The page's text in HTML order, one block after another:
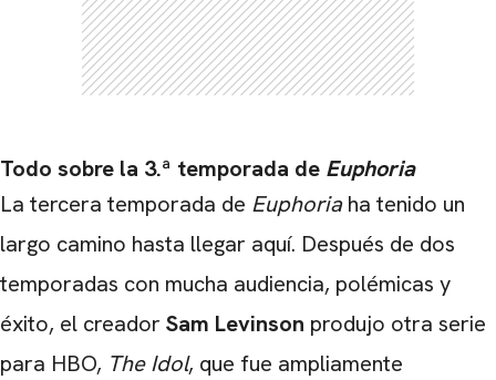
Todo sobre la 3.ª temporada de Euphoria
La tercera temporada de Euphoriaha tenido un
largo camino hasta llegar aquí. Después de dos
temporadas con mucha audiencia, polémicas y
éxito, el creador Sam Levinson produjo otra serie
para HBO, The Idol, que fue ampliamente
CARREGANDO PUBLICIDADE